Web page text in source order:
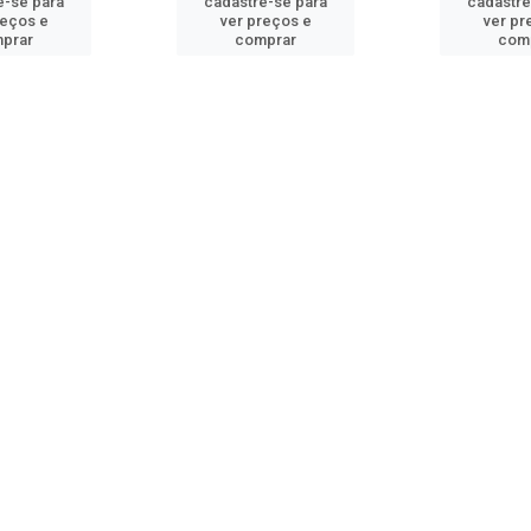
e
ver preços e
comprar
ver